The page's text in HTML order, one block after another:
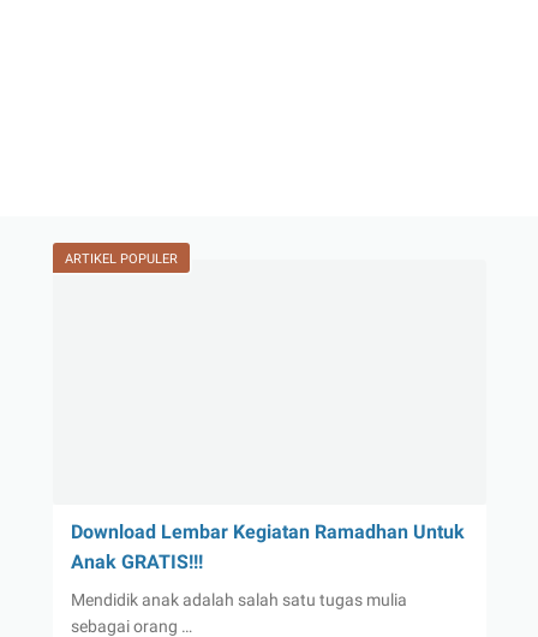
ARTIKEL POPULER
Download Lembar Kegiatan Ramadhan Untuk
Anak GRATIS!!!
Mendidik anak adalah salah satu tugas mulia
sebagai orang …